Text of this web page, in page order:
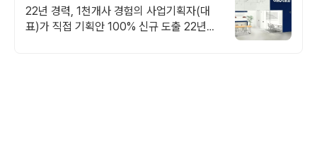
22년 경력, 1천개사 경험의 사업기획자(대
표)가 직접 기획안 100% 신규 도출 22년경